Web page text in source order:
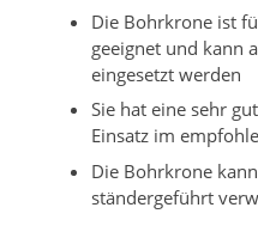
Die Bohrkrone ist
geeignet und kann
eingesetzt werden
Sie hat eine sehr
Einsatz im
Die Bohrkrone
ständergeführt